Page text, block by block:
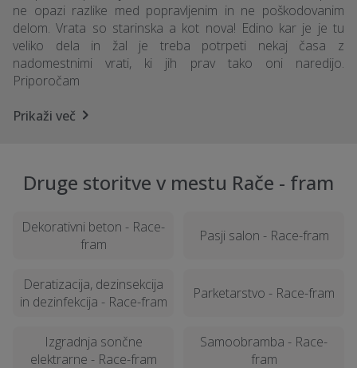
ne opazi razlike med popravljenim in ne poškodovanim
delom. Vrata so starinska a kot nova! Edino kar je je tu
veliko dela in žal je treba potrpeti nekaj časa z
nadomestnimi vrati, ki jih prav tako oni naredijo.
Priporočam
Prikaži več
Druge storitve v mestu Rače - fram
Dekorativni beton - Race-
fram
Pasji salon - Race-fram
Deratizacija, dezinsekcija
in dezinfekcija - Race-fram
Parketarstvo - Race-fram
Izgradnja sončne
elektrarne - Race-fram
Samoobramba - Race-
fram